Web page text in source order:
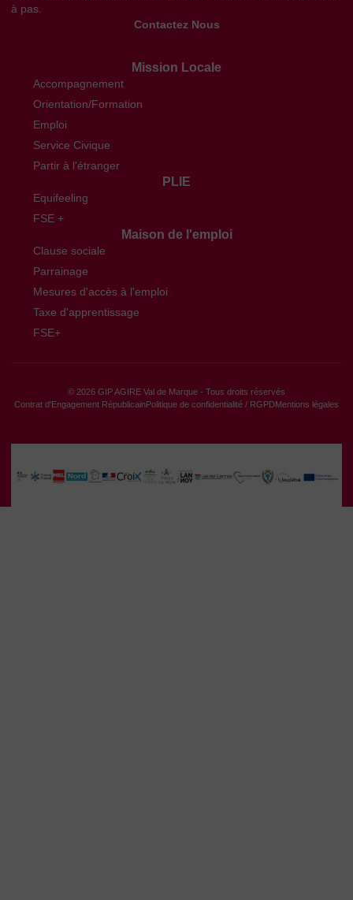
à pas.
Contactez Nous
Mission Locale
Accompagnement
Orientation/Formation
Emploi
Service Civique
Partir à l'étranger
PLIE
Equifeeling
FSE +
Maison de l'emploi
Clause sociale
Parrainage
Mesures d'accès à l'emploi
Taxe d'apprentissage
FSE+
© 2026 GIP AGIRE Val de Marque - Tous droits réservés
Contrat d'Engagement RépublicainPolitique de confidentialité / RGPDMentions légales